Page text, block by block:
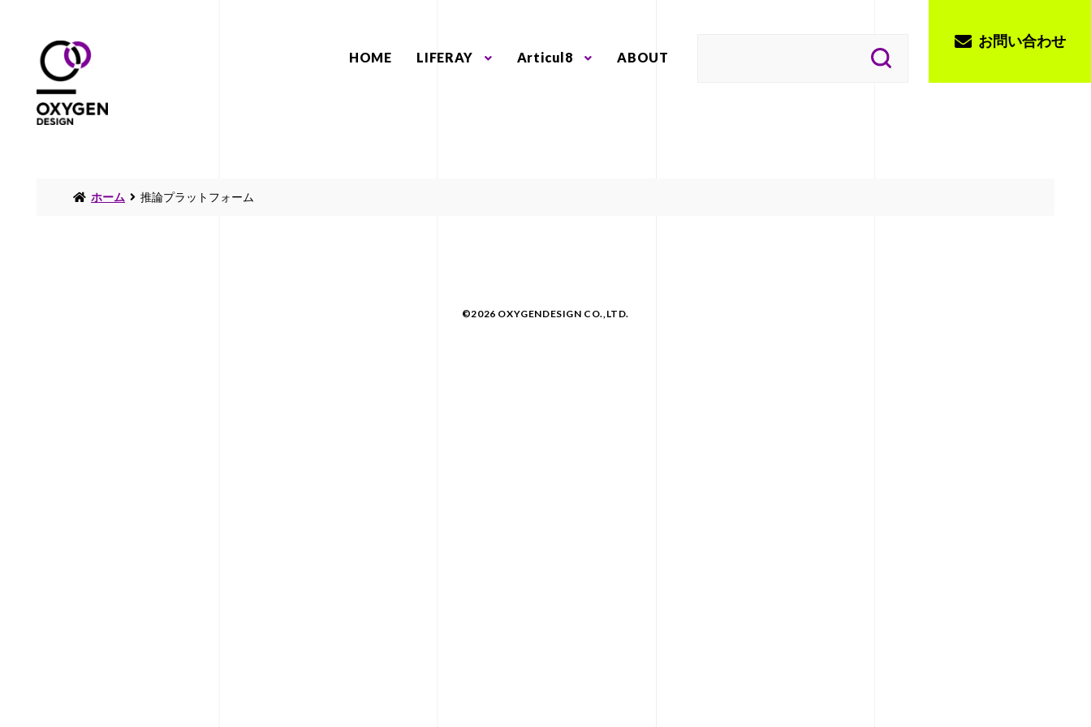
HOME LIFERAY Articul8 ABOUT
お問い合わせ
ホーム 推論プラットフォーム
©2026 OXYGENDESIGN CO.,LTD.